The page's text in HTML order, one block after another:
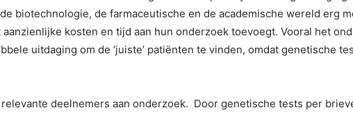
biotechnologie, de farmaceutische en de academische wereld erg
kosten en tijd aan hun onderzoek toevoegt. Vooral het
uitdaging om de ‘juiste’ patiënten te vinden, omdat genetische
deelnemers aan onderzoek. Door genetische tests per